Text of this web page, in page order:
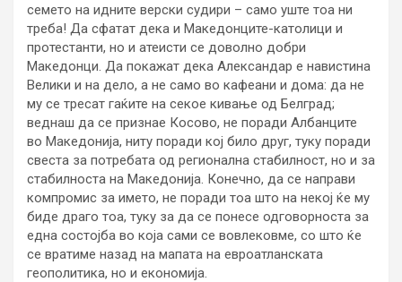
семето на идните верски судири – само уште тоа ни
треба! Да сфатат дека и Македонците-католици и
протестанти, но и атеисти се доволно добри
Македонци. Да покажат дека Александар е навистина
Велики и на дело, а не само во кафеани и дома: да не
му се тресат гаќите на секое кивање од Белград;
веднаш да се признае Косово, не поради Албанците
во Македонија, ниту поради кој било друг, туку поради
свеста за потребата од регионална стабилност, но и за
стабилноста на Македонија. Конечно, да се направи
компромис за името, не поради тоа што на некој ќе му
биде драго тоа, туку за да се понесе одговорноста за
една состојба во која сами се вовлековме, со што ќе
се вратиме назад на мапата на евроатланската
геополитика, но и економија.